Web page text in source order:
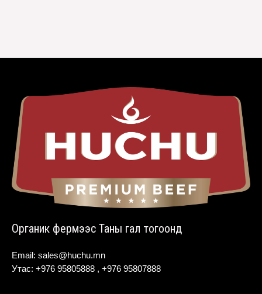
Органик фермээс Таны гал тогоонд
Email: sales@huchu.mn
Утас: +976 95805888 , +976 95807888